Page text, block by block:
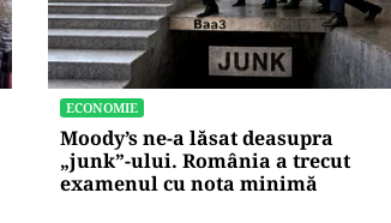
ECONOMIE
Moody’s ne-a lăsat deasupra
„junk”-ului. România a trecut
examenul cu nota minimă